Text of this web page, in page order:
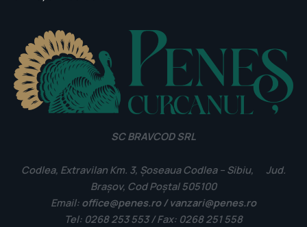
SC BRAVCOD SRL
Codlea, Extravilan Km. 3, Șoseaua Codlea – Sibiu, Jud.
Brașov, Cod Poștal 505100
Email: office@penes.ro / vanzari@penes.ro
Tel: 0268 253 553 / Fax: 0268 251 558